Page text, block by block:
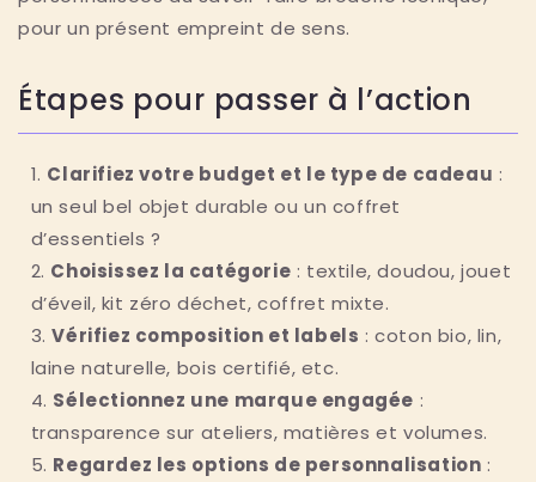
pour un présent empreint de sens.
Étapes pour passer à l’action
Clarifiez votre budget et le type de cadeau :
un seul bel objet durable ou un coffret
d’essentiels ?
Choisissez la catégorie : textile, doudou, jouet
d’éveil, kit zéro déchet, coffret mixte.
Vérifiez composition et labels : coton bio, lin,
laine naturelle, bois certifié, etc.
Sélectionnez une marque engagée :
transparence sur ateliers, matières et volumes.
Regardez les options de personnalisation :